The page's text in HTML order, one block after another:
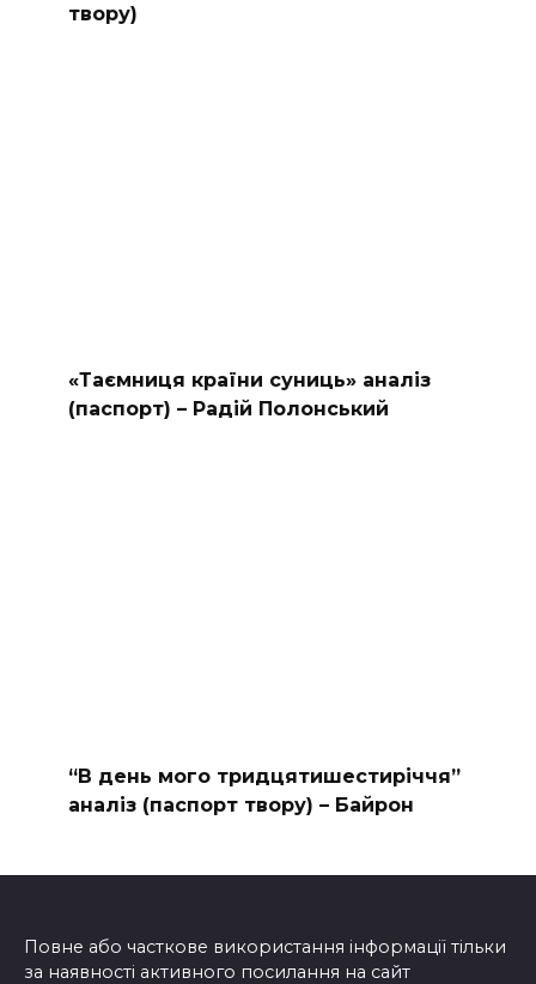
твору)
«Таємниця країни суниць» аналіз
(паспорт) – Радій Полонський
“В день мого тридцятишестиріччя”
аналіз (паспорт твору) – Байрон
Повне або часткове використання інформації тільки
за наявності активного посилання на сайт